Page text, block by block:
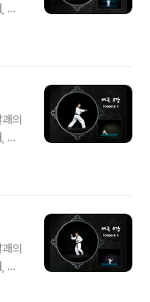
제
발
.
사
兌)
의
제
발
.
고
같
의
제